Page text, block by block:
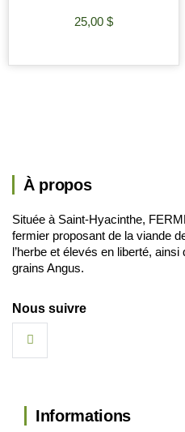
25,00 $
À propos
Située à Saint-Hyacinthe,
fermier proposant de la viande
l’herbe et élevés en liberté,
grains Angus.
Nous suivre
Informations